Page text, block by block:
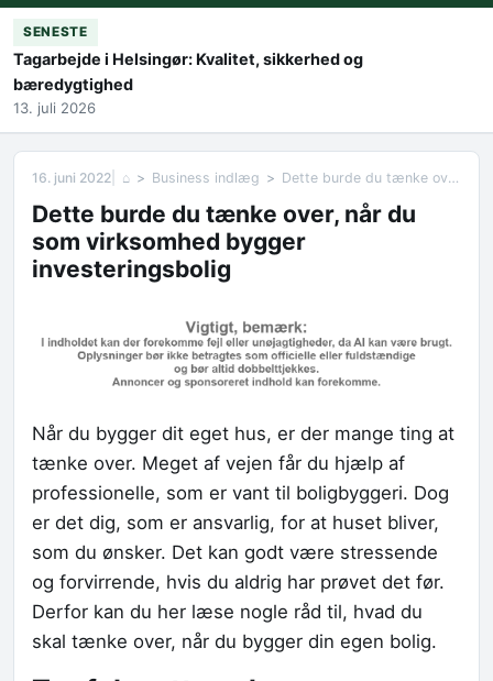
SENESTE
Tagarbejde i Helsingør: Kvalitet, sikkerhed og
bæredygtighed
13. juli 2026
16. juni 2022 ⌂ Business indlæg Dette burde du tænke over, når du som virksomhed bygger investeringsbolig
Dette burde du tænke over, når du
som virksomhed bygger
investeringsbolig
Når du bygger dit eget hus, er der mange ting at
tænke over. Meget af vejen får du hjælp af
professionelle, som er vant til boligbyggeri. Dog
er det dig, som er ansvarlig, for at huset bliver,
som du ønsker. Det kan godt være stressende
og forvirrende, hvis du aldrig har prøvet det før.
Derfor kan du her læse nogle råd til, hvad du
skal tænke over, når du bygger din egen bolig.